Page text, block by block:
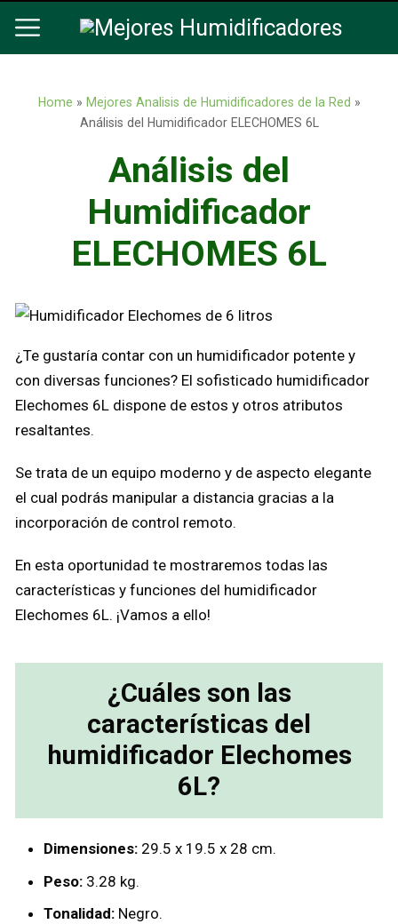
Home » Mejores Analisis de Humidificadores de la Red »
Análisis del Humidificador ELECHOMES 6L
Análisis del
Humidificador
ELECHOMES 6L
¿Te gustaría contar con un humidificador potente y
con diversas funciones? El sofisticado humidificador
Elechomes 6L dispone de estos y otros atributos
resaltantes.
Se trata de un equipo moderno y de aspecto elegante
el cual podrás manipular a distancia gracias a la
incorporación de control remoto.
En esta oportunidad te mostraremos todas las
características y funciones del humidificador
Elechomes 6L. ¡Vamos a ello!
¿Cuáles son las
características del
humidificador Elechomes
6L?
Dimensiones: 29.5 x 19.5 x 28 cm.
Peso: 3.28 kg.
Tonalidad: Negro.